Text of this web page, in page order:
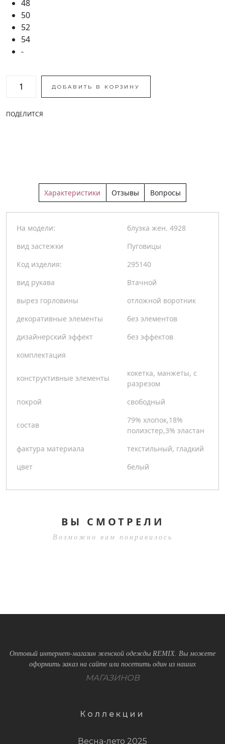
48
50
52
54
-
ДОБАВИТЬ В КОРЗИНУ
ПОДЕЛИТСЯ
Характеристики Отзывы Вопросы
На модели:
блузка жен. 4928
вид застежки
Пуговицы
Код изделия:
295140
вид рукава
Втачной
вырез горловины
отложной воротник
декоративные элементы
без элементов
дизайнерский эффект
без эффектов
комплектация
конструктивные элементы
кокетка, манжеты, с
разрезом
покрой
свободный
состав
79% хлопок,18%
полиэстер,3% эластан
фактура материала
текстильный, гладкий
цвет
белый
ВЫ СМОТРЕЛИ
Возможно вам понравилось
Оптовый интернет-магазин женской одежды REMIX. Вы можете
оформить заказ на сайте или посетить один из наших
МАГАЗИНОВ
Коллекции
Весна-лето 2025